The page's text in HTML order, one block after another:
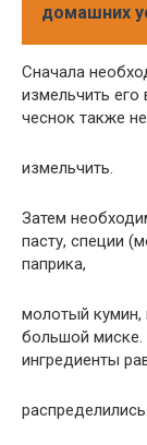
домашних
Сначала
измельчить
чеснок также
измельчить.
Затем
пасту, специи
паприка,
молотый кумин,
большой
ингредиенты
распределились.